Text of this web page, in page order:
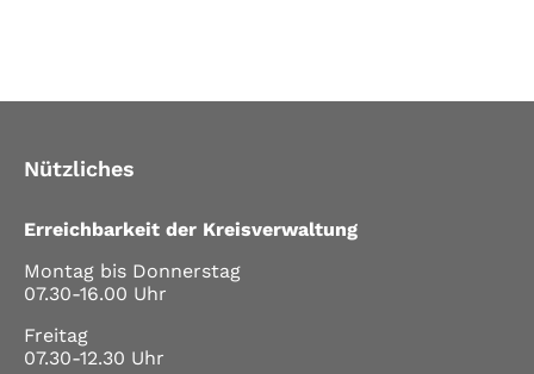
Nützliches
Erreichbarkeit der Kreisverwaltung
Montag bis Donnerstag
07.30-16.00 Uhr
Freitag
07.30-12.30 Uhr